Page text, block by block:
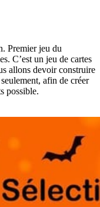
Premier jeu du
C’est un jeu de cartes
allons devoir construire
afin de créer
possible.